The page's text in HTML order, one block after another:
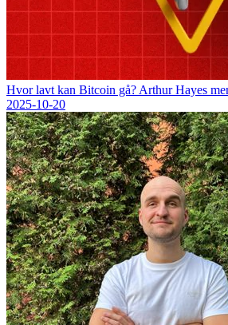
Hvor lavt kan Bitcoin gå? Arthur Hayes
2025-10-20